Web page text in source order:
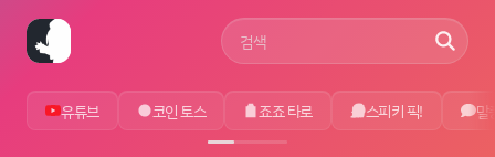
사이트 검색어
유튜브 코인 토스 죠죠 타로 스피키 픽! 말